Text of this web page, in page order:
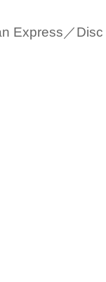
Express／Disc